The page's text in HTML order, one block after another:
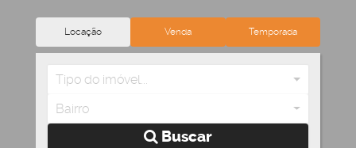
Locação Venda Temporada
Tipo do imóvel...
Bairro
Buscar